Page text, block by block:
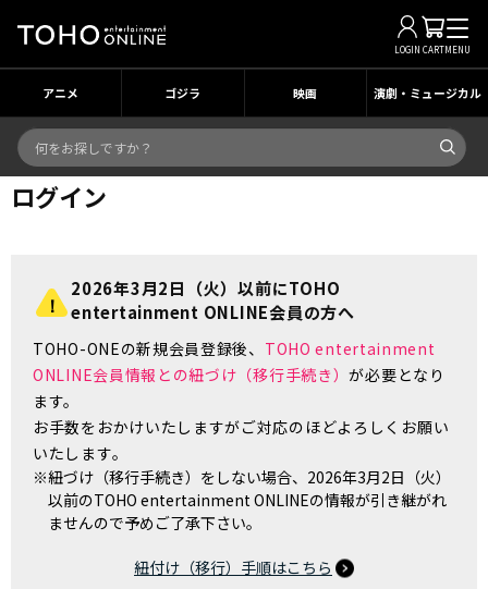
LOGIN CARTMENU
アニメ ゴジラ 映画 演劇・ミュージカル
ログイン
2026年3月2日（火）以前にTOHO
entertainment ONLINE会員の方へ
TOHO-ONEの新規会員登録後、 TOHO entertainment
ONLINE会員情報との紐づけ（移行手続き）が必要となり
ます。
お手数をおかけいたしますがご対応のほどよろしくお願い
いたします。
※紐づけ（移行手続き）をしない場合、2026年3月2日（火）
以前のTOHO entertainment ONLINEの情報が引き継がれ
ませんので予めご了承下さい。
紐付け（移行）手順はこちら